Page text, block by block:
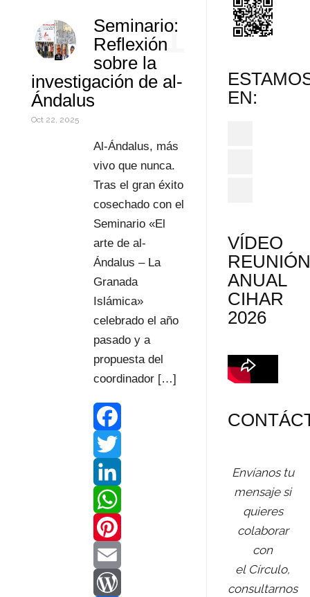
1
Seminario:
Reflexión
sobre la
investigación de al-
Ándalus
Oct 22, 2025
Al-Ándalus, más
vivo que nunca.
Tras el gran éxito
cosechado con el
Seminario «El
arte de al-
Ándalus – La
Granada
Islámica»
celebrado el año
pasado y a
propuesta del
coordinador […]
F
a
c
e
b
o
T
w
t
L
n
k
W
h
a
P
E
EN:
VÍDEO
ANUAL
CIHAR
2026
Envíanos tu
mensaje si
quieres
colaborar
con
el Círculo,
consultarnos